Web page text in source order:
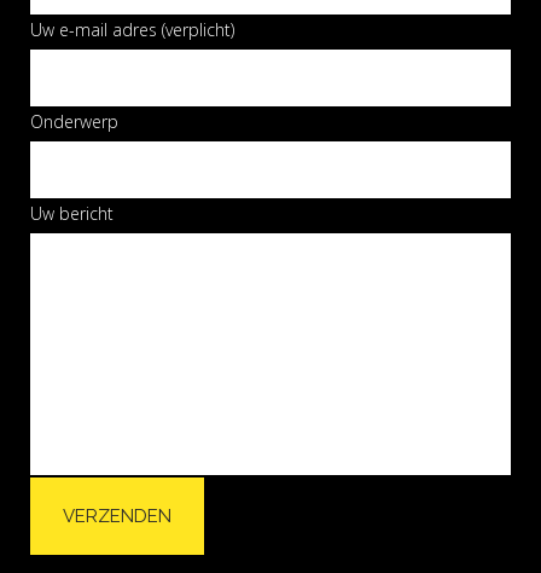
Uw e-mail adres (verplicht)
Onderwerp
Uw bericht